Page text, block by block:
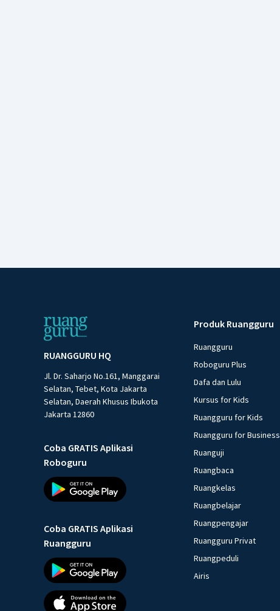
RUANGGURU HQ
Jl. Dr. Saharjo No.161, Manggarai
Selatan, Tebet, Kota Jakarta
Selatan, Daerah Khusus Ibukota
Jakarta 12860
Coba GRATIS Aplikasi
Roboguru
Coba GRATIS Aplikasi
Ruangguru
Produk Ruangguru
Ruangguru
Roboguru Plus
Dafa dan Lulu
Kursus for Kids
Ruangguru for Kids
Ruangguru for Business
Ruanguji
Ruangbaca
Ruangkelas
Ruangbelajar
Ruangpengajar
Ruangguru Privat
Ruangpeduli
Airis